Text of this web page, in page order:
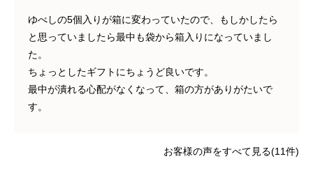
ゆべしの5個入りが箱に変わっていたので、もしかしたら
と思っていましたら最中も袋から箱入りになっていまし
た。
ちょっとしたギフトにちょうど良いです。
最中が潰れる心配がなくなって、箱の方がありがたいで
す。
お客様の声をすべて見る(11件)